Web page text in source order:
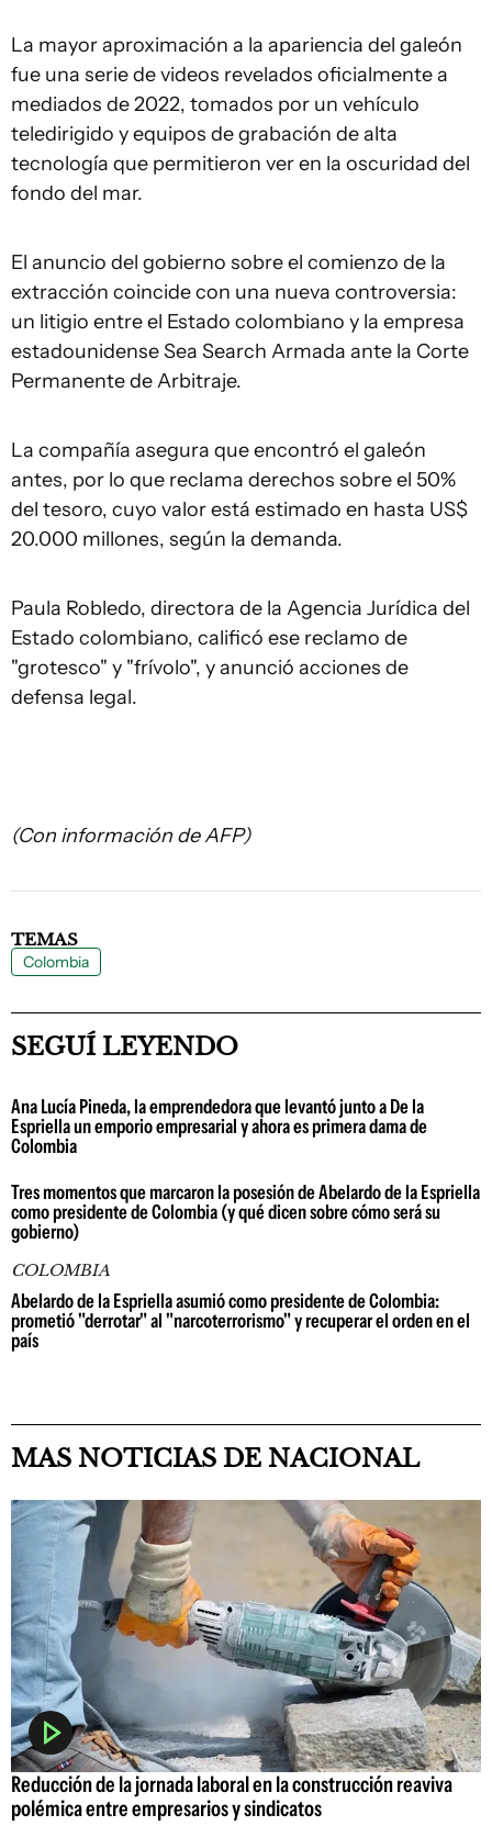
La mayor aproximación a la apariencia del galeón
fue una serie de videos revelados oficialmente a
mediados de 2022, tomados por un vehículo
teledirigido y equipos de grabación de alta
tecnología que permitieron ver en la oscuridad del
fondo del mar.
El anuncio del gobierno sobre el comienzo de la
extracción coincide con una nueva controversia:
un litigio entre el Estado colombiano y la empresa
estadounidense Sea Search Armada ante la Corte
Permanente de Arbitraje.
La compañía asegura que encontró el galeón
antes, por lo que reclama derechos sobre el 50%
del tesoro, cuyo valor está estimado en hasta US$
20.000 millones, según la demanda.
Paula Robledo, directora de la Agencia Jurídica del
Estado colombiano, calificó ese reclamo de
"grotesco" y "frívolo", y anunció acciones de
defensa legal.
(Con información de AFP)
TEMAS
Colombia
SEGUÍ LEYENDO
Ana Lucía Pineda, la emprendedora que levantó junto a De la
Espriella un emporio empresarial y ahora es primera dama de
Colombia
Tres momentos que marcaron la posesión de Abelardo de la Espriella
como presidente de Colombia (y qué dicen sobre cómo será su
gobierno)
COLOMBIA
Abelardo de la Espriella asumió como presidente de Colombia:
prometió "derrotar" al "narcoterrorismo" y recuperar el orden en el
país
MAS NOTICIAS DE NACIONAL
Reducción de la jornada laboral en la construcción reaviva
polémica entre empresarios y sindicatos